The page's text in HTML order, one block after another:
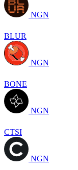
NGN
BLUR
NGN
BONE
NGN
CTSI
NGN